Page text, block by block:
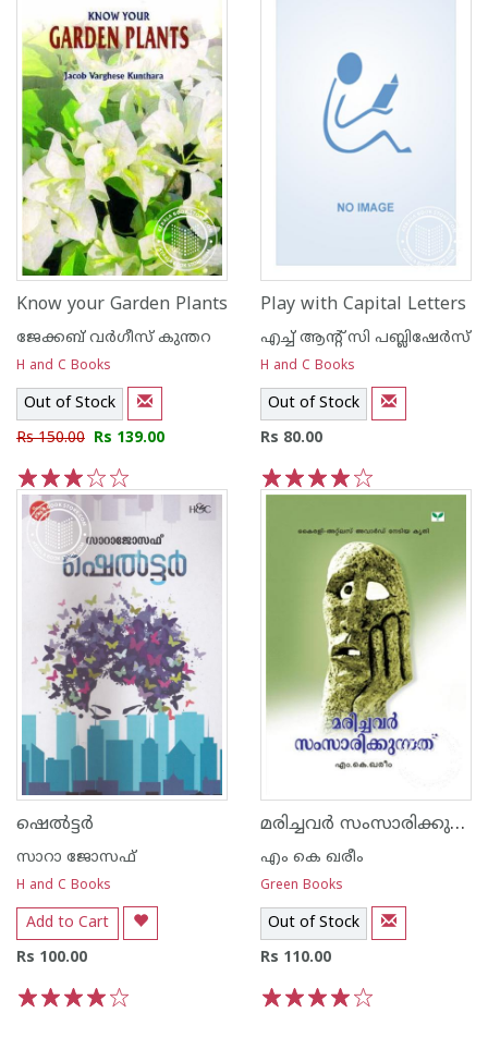
Know your Garden Plants
ജേക്കബ്‌ വര്‍ഗീസ്‌ കുന്തറ
H and C Books
Out of Stock
Rs 150.00 Rs 139.00
5
4
3
2
1
Play with Capital Letters
എച്ച് ആന്റ്‌ സി പബ്ലിഷേര്‍സ്
H and C Books
Out of Stock
Rs 80.00
5
4
3
2
1
ഷെല്‍ട്ടര്‍
സാറാ ജോസഫ്
H and C Books
Add to Cart
Rs 100.00
മരിച്ചവര്‍ സംസാരിക്കുന്നത്
എം കെ ഖരീം
Green Books
Out of Stock
Rs 110.00